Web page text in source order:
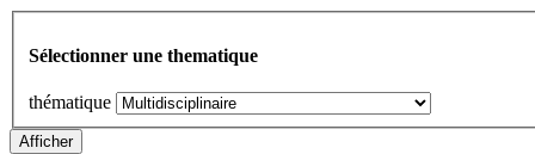
Sélectionner une thematique
thématique